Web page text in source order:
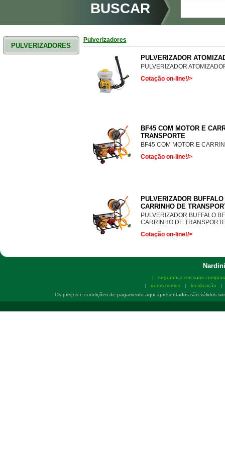
BUSCAR
PULVERIZADORES
Pulverizadores
PULVERIZADOR
PULVERIZADOR
Cotação on-line!/>
BF45 COM MOTOR E
TRANSPORTE
BF45 COM MOTOR E
Cotação on-line!/>
PULVERIZADOR
CARRINHO DE
PULVERIZADOR BUFFALO
CARRINHO DE
Cotação on-line!/>
| segurança em suas compras
| quem somos| localização
Os preços e condições de pagamento aqui apresentados são válidos